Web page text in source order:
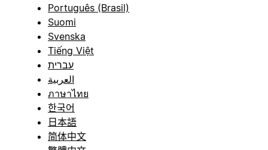
Português (Brasil)
Suomi
Svenska
Tiếng Việt
עברית
العربية
ภาษาไทย
한국어
日本語
简体中文